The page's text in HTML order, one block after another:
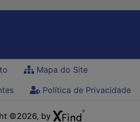
Mapa do Site
Política de Privacidade
©2026, by